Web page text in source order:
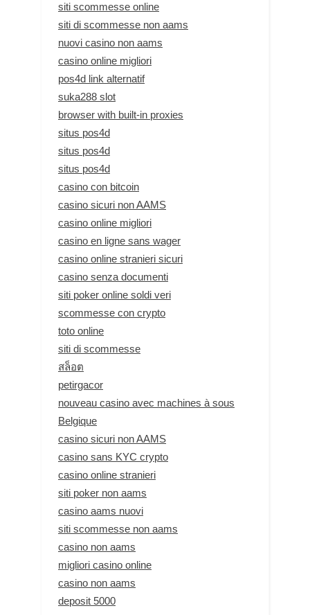
siti scommesse online
siti di scommesse non aams
nuovi casino non aams
casino online migliori
pos4d link alternatif
suka288 slot
browser with built-in proxies
situs pos4d
situs pos4d
situs pos4d
casino con bitcoin
casino sicuri non AAMS
casino online migliori
casino en ligne sans wager
casino online stranieri sicuri
casino senza documenti
siti poker online soldi veri
scommesse con crypto
toto online
siti di scommesse
สล็อต
petirgacor
nouveau casino avec machines à sous
Belgique
casino sicuri non AAMS
casino sans KYC crypto
casino online stranieri
siti poker non aams
casino aams nuovi
siti scommesse non aams
casino non aams
migliori casino online
casino non aams
deposit 5000